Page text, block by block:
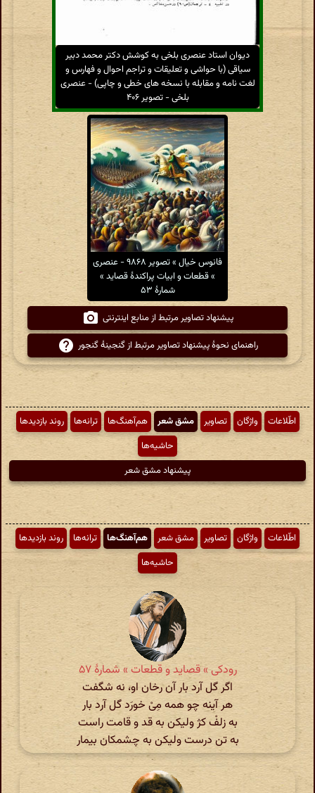
دیوان استاد عنصری بلخی به کوشش دکتر محمد دبیر
سیاقی (با حواشی و تعلیقات و تراجم احوال و فهارس و
لغت نامه و مقابله با نسخه های خطی و چاپی) - عنصری
بلخی - تصویر ۴۰۶
فانوس خیال » تصویر ۹۸۶۸ - عنصری
» قطعات و ابیات پراکندهٔ قصاید »
شمارهٔ ۵۳
پیشنهاد تصاویر مرتبط از منابع اینترنتی
راهنمای نحوهٔ پیشنهاد تصاویر مرتبط از گنجینهٔ گنجور
اطّلاعات واژگان تصاویر مشق شعر هم‌آهنگ‌ها ترانه‌ها
روند بازدیدها
حاشیه‌ها
پیشنهاد مشق شعر
اطّلاعات واژگان تصاویر مشق شعر هم‌آهنگ‌ها ترانه‌ها
روند بازدیدها
حاشیه‌ها
رودکی » قصاید و قطعات » شمارهٔ ۵۷
اگر گل آرد بار آن رخان او، نه شگفت
هر آینه چو همه مِیْ خورَد گل آرد بار
به زلفْ کژ ولیکن به قد و قامت راست
به تن درست ولیکن به چشمکان بیمار